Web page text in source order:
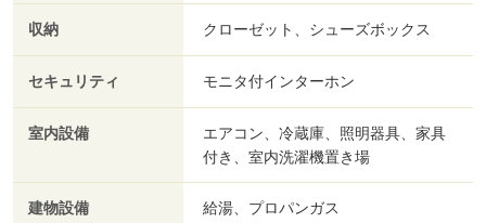
収納 クローゼット、シューズボックス
セキュリティ モニタ付インターホン
室内設備
エアコン、冷蔵庫、照明器具、家具
付き、室内洗濯機置き場
建物設備 給湯、プロパンガス